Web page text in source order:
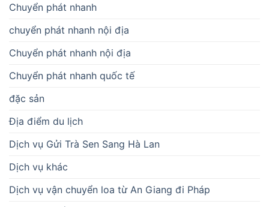
Chuyển phát nhanh
chuyển phát nhanh nội địa
Chuyển phát nhanh nội địa
Chuyển phát nhanh quốc tế
đặc sản
Địa điểm du lịch
Dịch vụ Gửi Trà Sen Sang Hà Lan
Dịch vụ khác
Dịch vụ vận chuyển loa từ An Giang đi Pháp